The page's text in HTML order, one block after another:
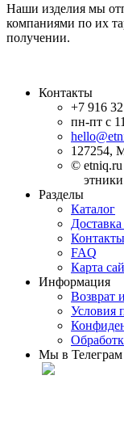
Наши изделия мы
компаниями по их
получении.
Контакты
+7 916
пн-пт с
127254,
© etniq.ru
Разделы
Каталог
Контакты
FAQ
Карта
Информация
Возврат
Условия
Мы в Телеграм